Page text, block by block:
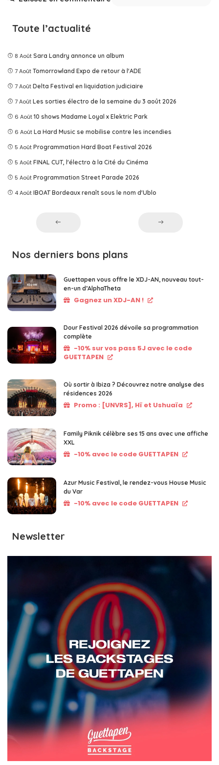
Toute l’actualité
8 Août Sara Landry annonce un album
7 Août Tomorrowland Expo de retour à l'ADE
7 Août Delta Festival en liquidation judiciaire
7 Août Les sorties électro de la semaine du 3 août 2026
6 Août 10 shows Madame Loyal x Elektric Park
6 Août La Hard Music se mobilise contre les incendies
5 Août Programmation Hard Boat Festival 2026
5 Août FINAL CUT, l'électro à la Cité du Cinéma
5 Août Programmation Street Parade 2026
4 Août IBOAT Bordeaux renaît sous le nom d'Ublo
Nos derniers bons plans
Guettapen vous offre le XDJ-AN, nouveau tout-
en-un d’AlphaTheta
Gagnez un XDJ-AN !
Dour Festival 2026 dévoile sa programmation
complète
-10% sur vos pass 5J avec le code
GUETTAPEN
Où sortir à Ibiza ? Découvrez notre analyse des
résidences 2026
Promo : [UNVRS], Hï et Ushuaïa
Family Piknik célèbre ses 15 ans avec une affiche
XXL
-10% avec le code GUETTAPEN
Azur Music Festival, le rendez-vous House Music
du Var
-10% avec le code GUETTAPEN
Newsletter